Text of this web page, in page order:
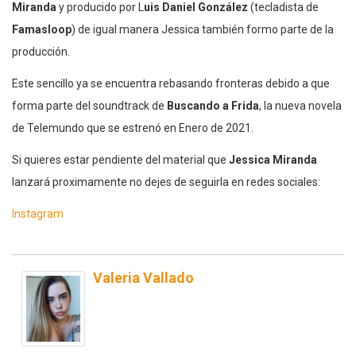
Miranda y producido por L uis Daniel González (tecladista de
Famasloop) de igual manera Jessica también formo parte de la
producción.
Este sencillo ya se encuentra rebasando fronteras debido a que
forma parte del soundtrack de Buscando a Frida, la nueva novela
de Telemundo que se estrenó en Enero de 2021.
Si quieres estar pendiente del material que Jessica Miranda
lanzará proximamente no dejes de seguirla en redes sociales:
Instagram
Valeria Vallado